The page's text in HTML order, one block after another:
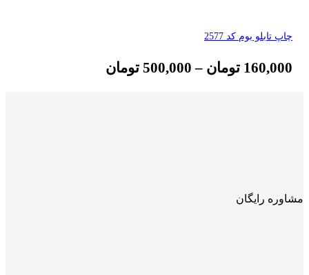
چاپ تابلو بوم کد 2577
160,000 تومان –
500,000 تومان
مشاوره رایگان